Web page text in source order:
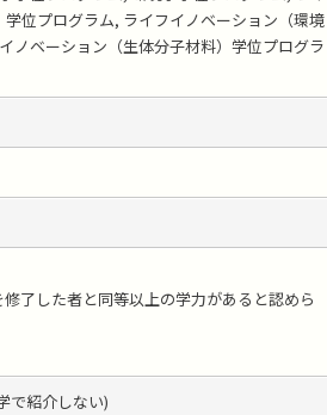
位プログラム, ライフイノベーション（環境
ノベーション（生体分子材料）学位プログラ
了した者と同等以上の学力があると認めら
で紹介しない)